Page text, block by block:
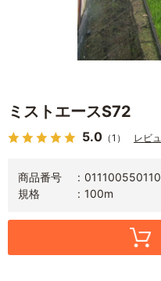
ミストエースS72
5.0 （1） レビ
商品番号
規格
100m